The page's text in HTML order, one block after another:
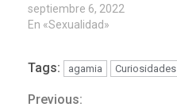
septiembre 6, 2022
En «Sexualidad»
Tags: agamia Curiosidades
Previous: